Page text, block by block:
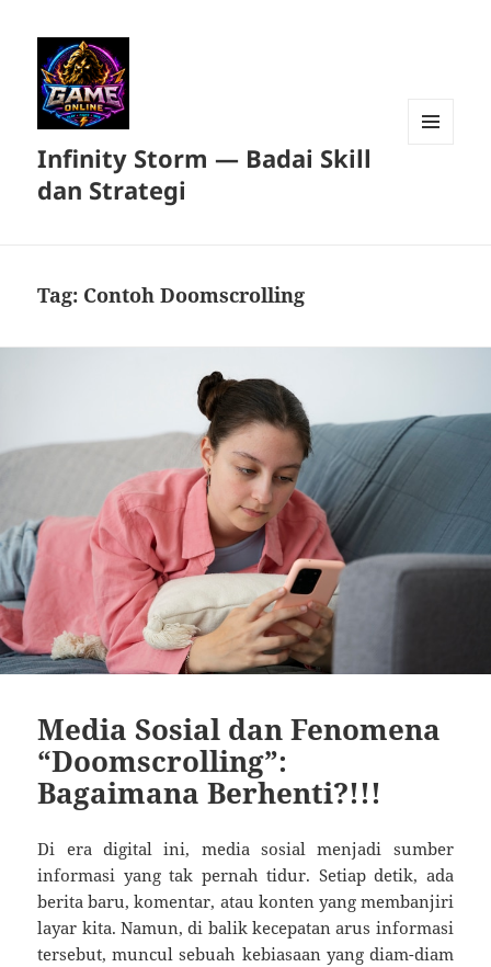
Infinity Storm — Badai Skill
dan Strategi
Tag: Contoh Doomscrolling
Media Sosial dan Fenomena
“Doomscrolling”:
Bagaimana Berhenti?!!!
Di era digital ini, media sosial menjadi sumber
informasi yang tak pernah tidur. Setiap detik, ada
berita baru, komentar, atau konten yang membanjiri
layar kita. Namun, di balik kecepatan arus informasi
tersebut, muncul sebuah kebiasaan yang diam-diam